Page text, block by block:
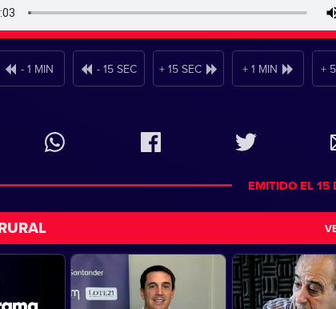
- 1 MIN - 15 SEC + 15 SEC + 1 MIN +
EMITIDO EL 15